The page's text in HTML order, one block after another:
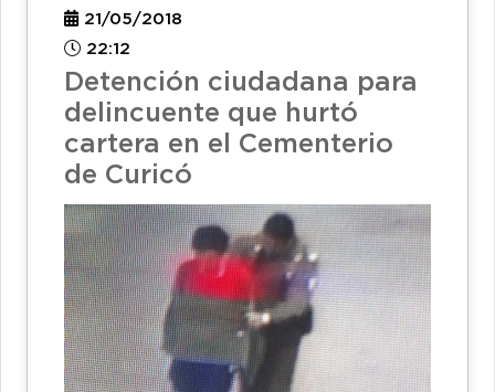
21/05/2018
22:12
Detención ciudadana para
delincuente que hurtó
cartera en el Cementerio
de Curicó